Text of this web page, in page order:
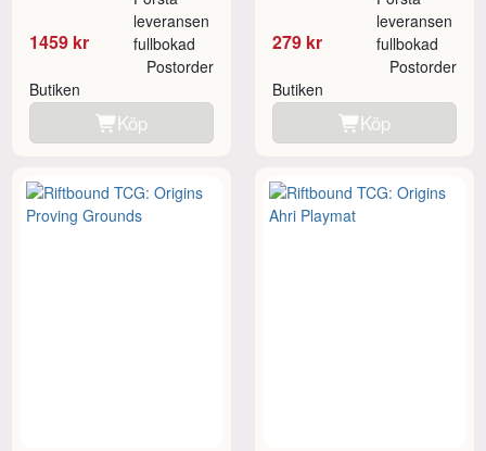
1459 kr
leveransen
fullbokad
Butiken
Postorder
Köp
279 kr
leveransen
fullbokad
Butiken
Postorder
Köp